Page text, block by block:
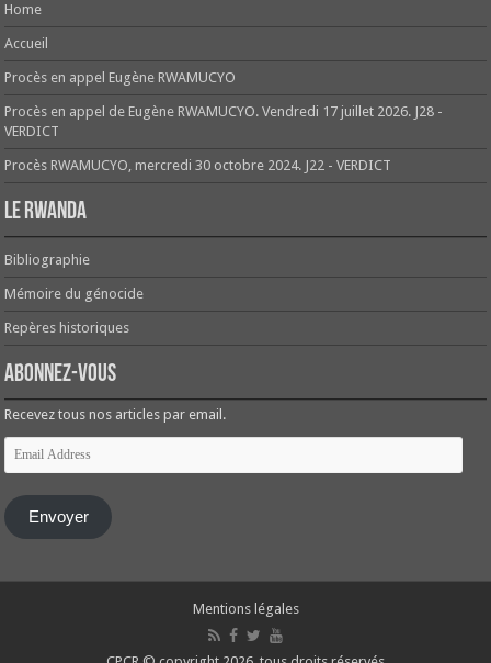
Home
Accueil
Procès en appel Eugène RWAMUCYO
Procès en appel de Eugène RWAMUCYO. Vendredi 17 juillet 2026. J28 -
VERDICT
Procès RWAMUCYO, mercredi 30 octobre 2024. J22 - VERDICT
Le Rwanda
Bibliographie
Mémoire du génocide
Repères historiques
Abonnez-vous
Recevez tous nos articles par email.
Email
Address
Envoyer
Mentions légales